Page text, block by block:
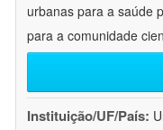
urbanas para a saúde
para a comunidade
Instituição/UF/País: